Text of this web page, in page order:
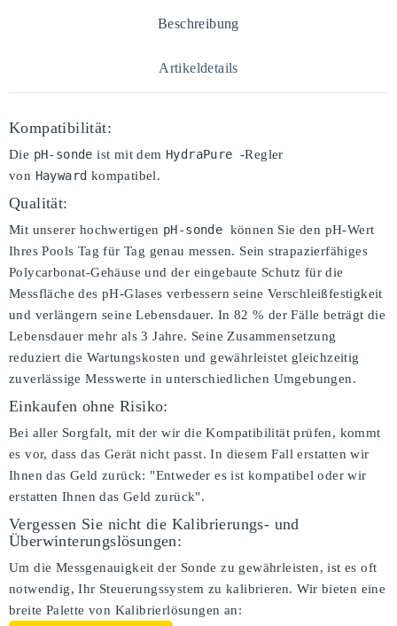
Beschreibung
Artikeldetails
Kompatibilität:
Die pH-sonde ist mit dem HydraPure -Regler
von Hayward kompatibel.
Qualität:
Mit unserer hochwertigen pH-sonde können Sie den pH-Wert
Ihres Pools Tag für Tag genau messen. Sein strapazierfähiges
Polycarbonat-Gehäuse und der eingebaute Schutz für die
Messfläche des pH-Glases verbessern seine Verschleißfestigkeit
und verlängern seine Lebensdauer. In 82 % der Fälle beträgt die
Lebensdauer mehr als 3 Jahre. Seine Zusammensetzung
reduziert die Wartungskosten und gewährleistet gleichzeitig
zuverlässige Messwerte in unterschiedlichen Umgebungen.
Einkaufen ohne Risiko:
Bei aller Sorgfalt, mit der wir die Kompatibilität prüfen, kommt
es vor, dass das Gerät nicht passt. In diesem Fall erstatten wir
Ihnen das Geld zurück: "Entweder es ist kompatibel oder wir
erstatten Ihnen das Geld zurück".
Vergessen Sie nicht die Kalibrierungs- und
Überwinterungslösungen:
Um die Messgenauigkeit der Sonde zu gewährleisten, ist es oft
notwendig, Ihr Steuerungssystem zu kalibrieren. Wir bieten eine
breite Palette von Kalibrierlösungen an: